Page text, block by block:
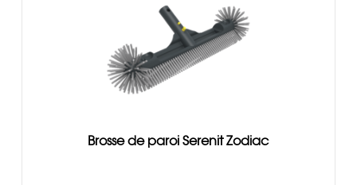
Brosse de paroi Serenit Zodiac